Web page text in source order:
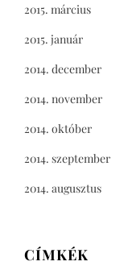
2015. március
2015. január
2014. december
2014. november
2014. október
2014. szeptember
2014. augusztus
CÍMKÉK